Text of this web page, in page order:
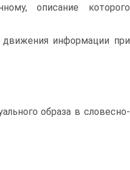
описание которого
информации при
образа в словесно-